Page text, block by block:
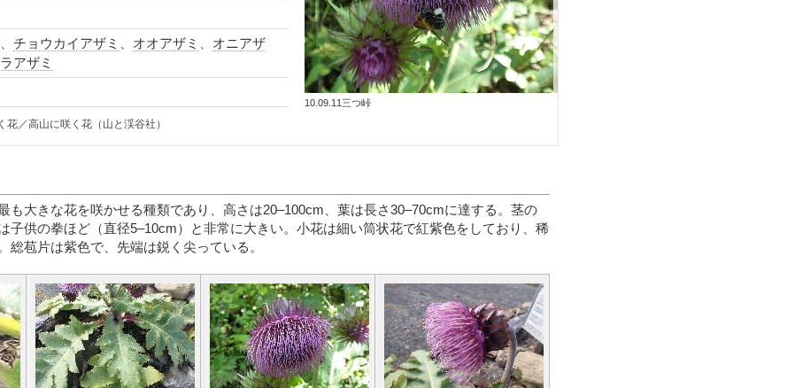
チョウカイアザミ オオアザミ
オニアザ
アザミ
／高山に咲く花（山と渓谷社）
10.09.11三つ峠
も大きな花を咲かせる種類であり、高さは20–100cm、葉は長さ30–70cmに達する。茎の
子供の拳ほど（直径5–10cm）と非常に大きい。小花は細い筒状花で紅紫色をしており、稀
総苞片は紫色で、先端は鋭く尖っている。